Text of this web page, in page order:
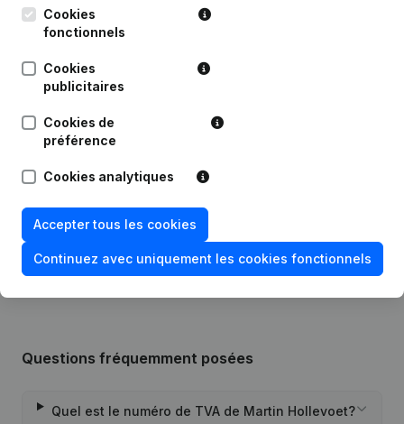
Date
05-01-2022
Rubrique Restructuration (Fusion,
(NL)
Rubrique Constitution (Nouvelle
Personne Morale, Ouverture
Succursale, etc...) (NL)
Questions fréquemment posées
Quel est le numéro de TVA de Martin Hollevoet?
Cookies
fonctionnels
Cookies
publicitaires
Cookies de
préférence
Cookies analytiques
Accepter tous les cookies
Continuez avec uniquement les cookies fonctionnels